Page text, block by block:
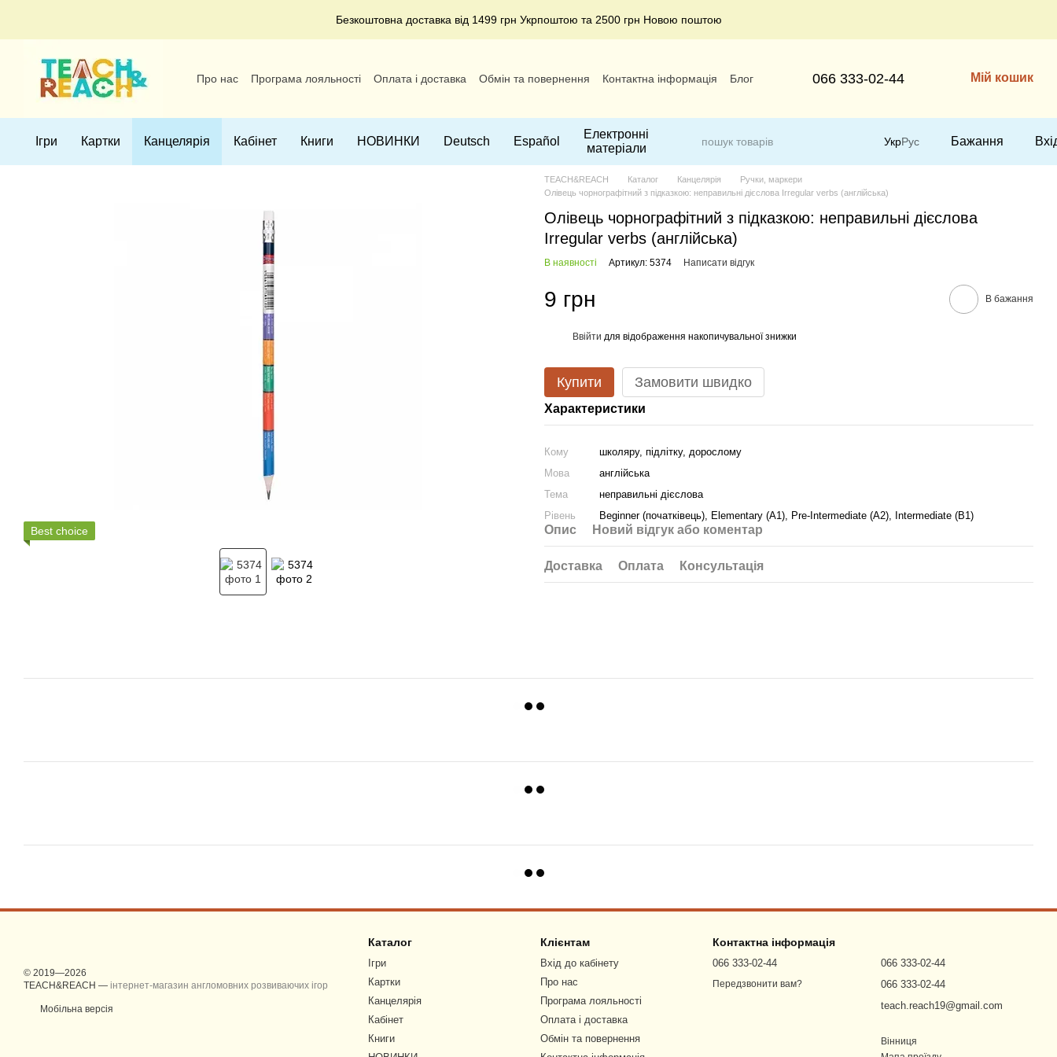
Безкоштовна доставка від 1499 грн Укрпоштою та 2500 грн Новою поштою
Про нас Програма лояльності Оплата і доставка Обмін та повернення Контактна інформація
Блог
066 333-02-44 Мій кошик
Ігри Картки Канцелярія Кабінет Книги НОВИНКИ Deutsch Español
Електронні
матеріали
УкрРус Бажання
Best choice
TEACH&REACH Каталог Канцелярія
Ручки, маркери
Олівець чорнографітний з підказкою: неправильні дієслова Irregular verbs (англійська)
Олівець чорнографітний з підказкою: неправильні дієслова
Irregular verbs (англійська)
В наявності Артикул: 5374 Написати відгук
9 грн В бажання
Ввійти для відображення накопичувальної знижки
Купити Замовити швидко
Характеристики
Кому
школяру, підлітку, дорослому
Мова
англійська
Тема
неправильні дієслова
Рівень
Beginner (початківець), Elementary (A1), Pre-Intermediate (A2), Intermediate (B1)
Опис Новий відгук або коментар
Доставка Оплата Консультація
© 2019—2026
TEACH&REACH — інтернет-магазин англомовних розвиваючих ігор
Мобільна версія
Каталог
Ігри
Картки
Канцелярія
Кабінет
Книги
Клієнтам
Вхід до кабінету
Про нас
Програма лояльності
Оплата і доставка
Обмін та повернення
Контактна інформація
066 333-02-44
Передзвонити вам?
066 333-02-44
066 333-02-44
teach.reach19@gmail.com
Вінниця